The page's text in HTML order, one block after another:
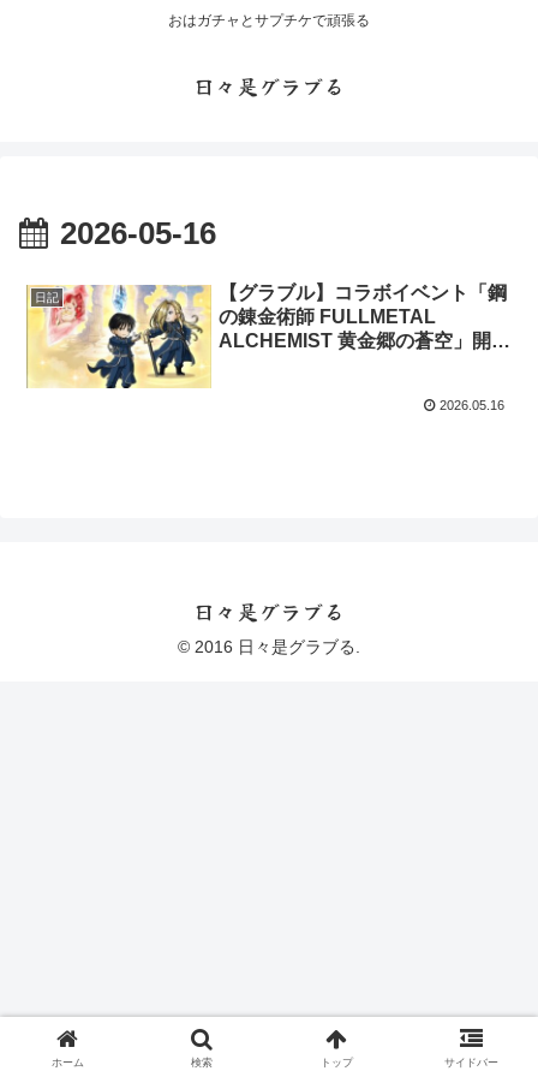
おはガチャとサプチケで頑張る
日々是グラブる
2026-05-16
日記
【グラブル】コラボイベント「鋼
の錬金術師 FULLMETAL
ALCHEMIST 黄金郷の蒼空」開催
2026.05.16
日々是グラブる
© 2016 日々是グラブる.
ホーム 検索 トップ サイドバー